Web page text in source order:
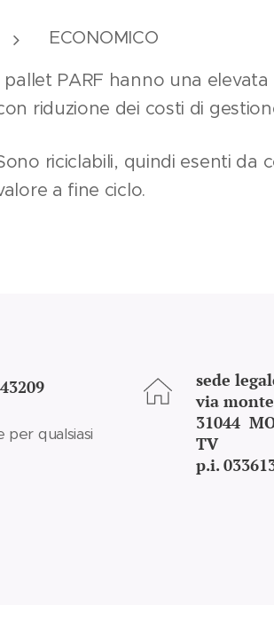
ECONOMICO
pallet PARF hanno una
riduzione dei costi di
riciclabili, quindi esenti da
a fine ciclo.
per qualsiasi
sede
via
31044
TV
p.i.